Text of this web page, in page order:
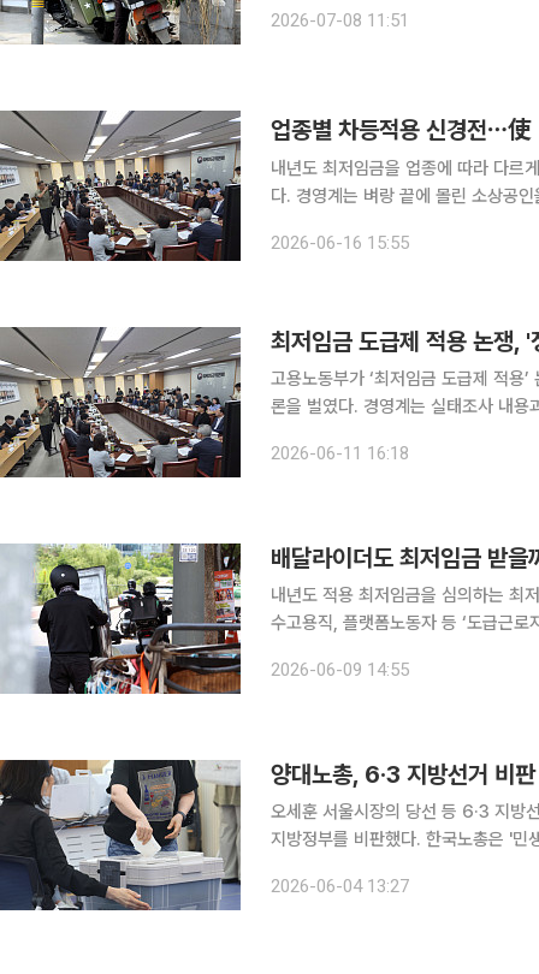
2026-07-08 11:51
업종별 차등적용 신경전⋯
내년도 최저임금을 업종에 따라 다르
다. 경영계는 벼랑 끝에 몰린 소상공인을 위한 ‘생존의 사다리’라며 차등 적용 도입을 강력히 촉구한
원회는 16일 오후 정부세종청사에서
2026-06-16 15:55
최저임금 도급제 적용 논쟁,
고용노동부가 ‘최저임금 도급제 적용
론을 벌였다. 경영계는 실태조사 내용과 연구
총장은 “지난 회의에서 한국노총은
2026-06-11 16:18
배달라이더도 최저임금 받
내년도 적용 최저임금을 심의하는 최
수고용직, 플랫폼노동자 등 ‘도급근
2026-06-09 14:55
양대노총, 6·3 지방선거 비
오세훈 서울시장의 당선 등 6·3 지방
지방정부를 비판했다. 한국노총은 '민
정 운영에 대한 경고를, 야당에는 대
2026-06-04 13:27